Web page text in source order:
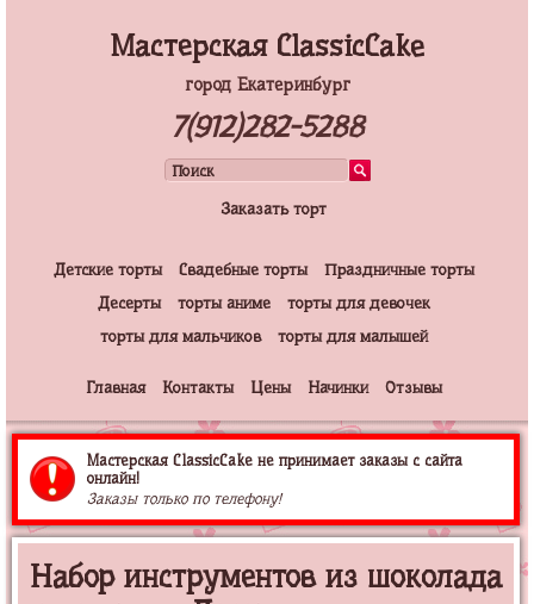
Мастерская ClassicCake
город Екатеринбург
7(912)282-5288
Заказать торт
Детские торты Свадебные торты
Праздничные торты
Десерты
торты аниме
торты для девочек
торты для мальчиков
торты для малышей
Главная Контакты Цены Начинки Отзывы
Мастерская ClassicCake не принимает заказы с сайта
онлайн!
Заказы только по телефону!
Набор инструментов из шоколада